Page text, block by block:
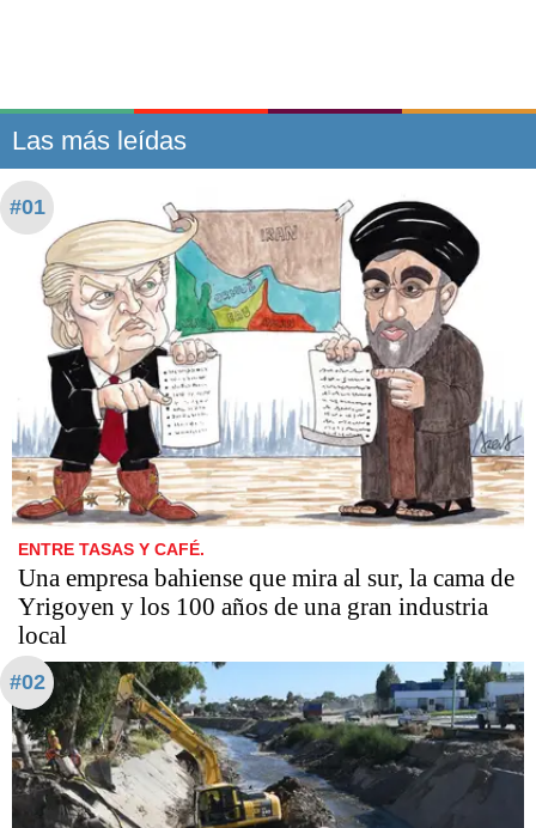
Las más leídas
#01
ENTRE TASAS Y CAFÉ.
Una empresa bahiense que mira al sur, la cama de
Yrigoyen y los 100 años de una gran industria
local
#02